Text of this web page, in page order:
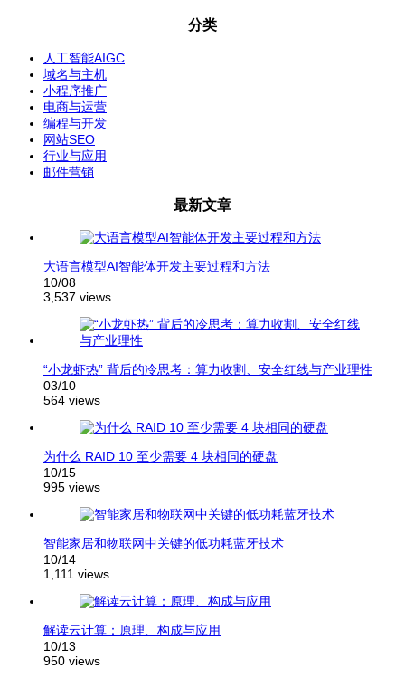
分类
人工智能AIGC
域名与主机
小程序推广
电商与运营
编程与开发
网站SEO
行业与应用
邮件营销
最新文章
大语言模型AI智能体开发主要过程和方法
10/08
3,537 views
“小龙虾热” 背后的冷思考：算力收割、安全红线与产业理性
03/10
564 views
为什么 RAID 10 至少需要 4 块相同的硬盘
10/15
995 views
智能家居和物联网中关键的低功耗蓝牙技术
10/14
1,111 views
解读云计算：原理、构成与应用
10/13
950 views